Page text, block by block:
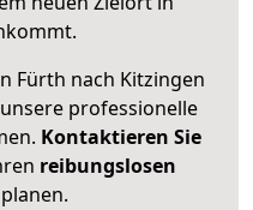
Fürth nach Kitzingen
professionelle
Kontaktieren Sie
reibungslosen